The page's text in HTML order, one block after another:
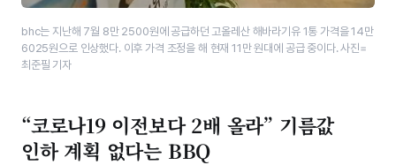
bhc는 지난해 7월 8만 2500원에 공급하던 고올레산 해바라기유 1통 가격을 14만
6025원으로 인상했다. 이후 가격 조정을 해 현재 11만 원대에 공급 중이다. 사진=
최준필 기자
“코로나19 이전보다 2배 올라” 기름값
인하 계획 없다는 BBQ